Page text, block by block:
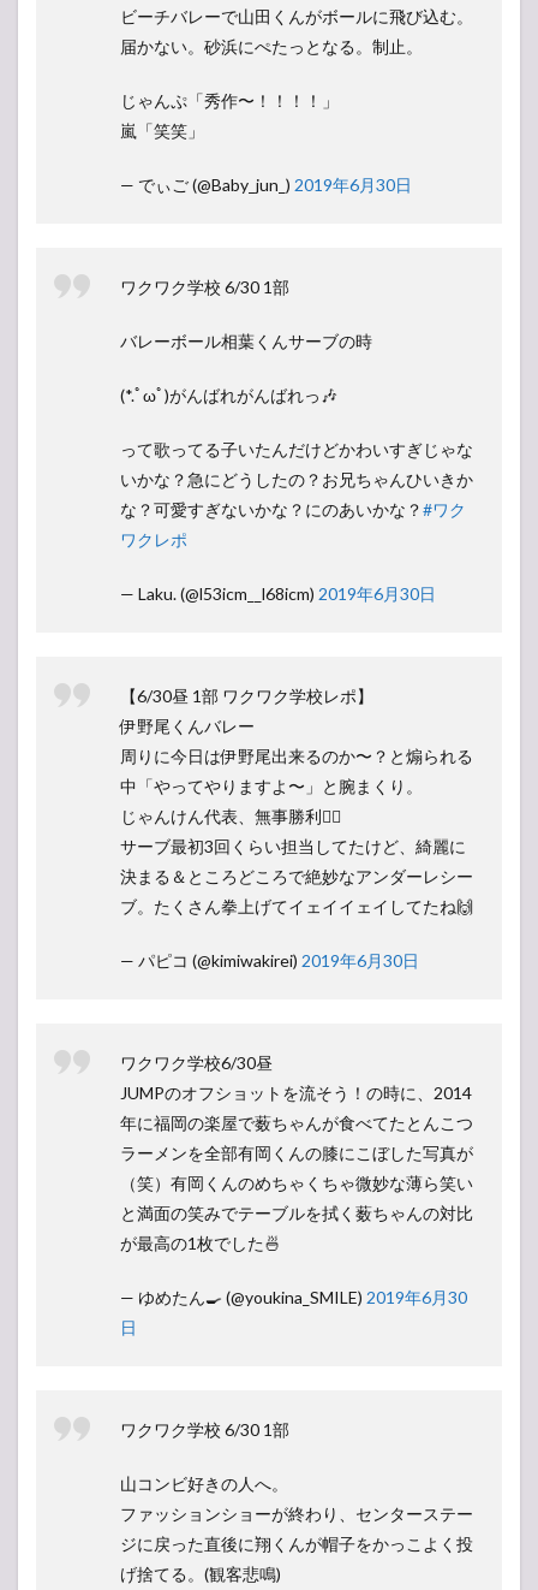
ビーチバレーで山田くんがボールに飛び込む。
届かない。砂浜にぺたっとなる。制止。
じゃんぷ「秀作〜！！！！」
嵐「笑笑」
— でぃご (@Baby_jun_) 2019年6月30日
ワクワク学校 6/30 1部
バレーボール相葉くんサーブの時
(*.ﾟωﾟ)がんばれがんばれっ🎶
って歌ってる子いたんだけどかわいすぎじゃな
いかな？急にどうしたの？お兄ちゃんひいきか
な？可愛すぎないかな？にのあいかな？#ワク
ワクレポ
— Laku. (@l53icm__l68icm) 2019年6月30日
【6/30昼 1部 ワクワク学校レポ】
伊野尾くんバレー
周りに今日は伊野尾出来るのか〜？と煽られる
中「やってやりますよ〜」と腕まくり。
じゃんけん代表、無事勝利🖐🏻
サーブ最初3回くらい担当してたけど、綺麗に
決まる＆ところどころで絶妙なアンダーレシー
ブ。たくさん拳上げてイェイイェイしてたね🙌
— パピコ (@kimiwakirei) 2019年6月30日
ワクワク学校6/30昼
JUMPのオフショットを流そう！の時に、2014
年に福岡の楽屋で薮ちゃんが食べてたとんこつ
ラーメンを全部有岡くんの膝にこぼした写真が
（笑）有岡くんのめちゃくちゃ微妙な薄ら笑い
と満面の笑みでテーブルを拭く薮ちゃんの対比
が最高の1枚でした🍜
— ゆめたん🍳 (@youkina_SMILE) 2019年6月30
日
ワクワク学校 6/30 1部
山コンビ好きの人へ。
ファッションショーが終わり、センターステー
ジに戻った直後に翔くんが帽子をかっこよく投
げ捨てる。(観客悲鳴)